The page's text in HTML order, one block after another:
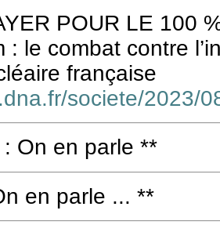
POUR LE 100
: le combat contre
française
societe/2023/
On en parle **
en parle ... **